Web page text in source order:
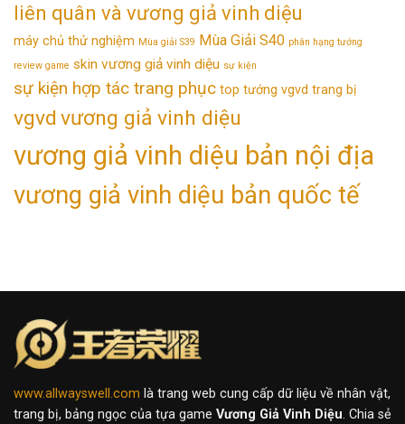
liên quân và vương giả vinh diệu
máy chủ thử nghiệm Mùa giải S39 Mùa Giải S40 phân hạng tướng
review game skin vương giả vinh diệu sự kiện
sự kiện hợp tác trang phục top tướng vgvd trang bị
vgvd vương giả vinh diệu
vương giả vinh diệu bản nội địa
vương giả vinh diệu bản quốc tế
www.allwayswell.com là trang web cung cấp dữ liệu về nhân vật,
trang bị, bảng ngọc của tựa game Vương Giả Vinh Diệu. Chia sẻ